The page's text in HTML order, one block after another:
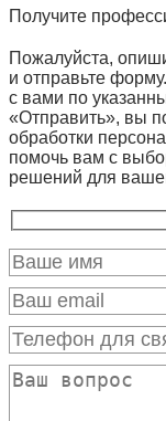
Получите
Пожалуйста,
и отправьте
с вами по
«Отправить», вы
обработки
помочь вам с
решений для